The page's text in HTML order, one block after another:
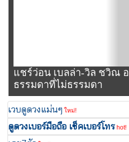
แชร์ว่อน เบลล่า-วิล ชวิณ อ
ธรรมดาที่ไม่ธรรมดา
เวบดูดวงแม่นๆ ใหม่!
ดูดวงเบอร์มือถือ เช็คเบอร์โทร hot!